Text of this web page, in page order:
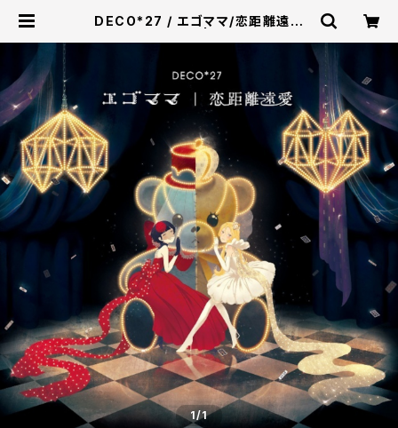
DECO*27 / エゴママ/恋距離遠愛
1/1